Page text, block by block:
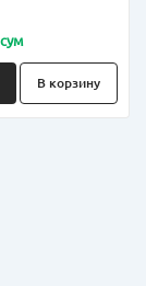
сум
В корзину